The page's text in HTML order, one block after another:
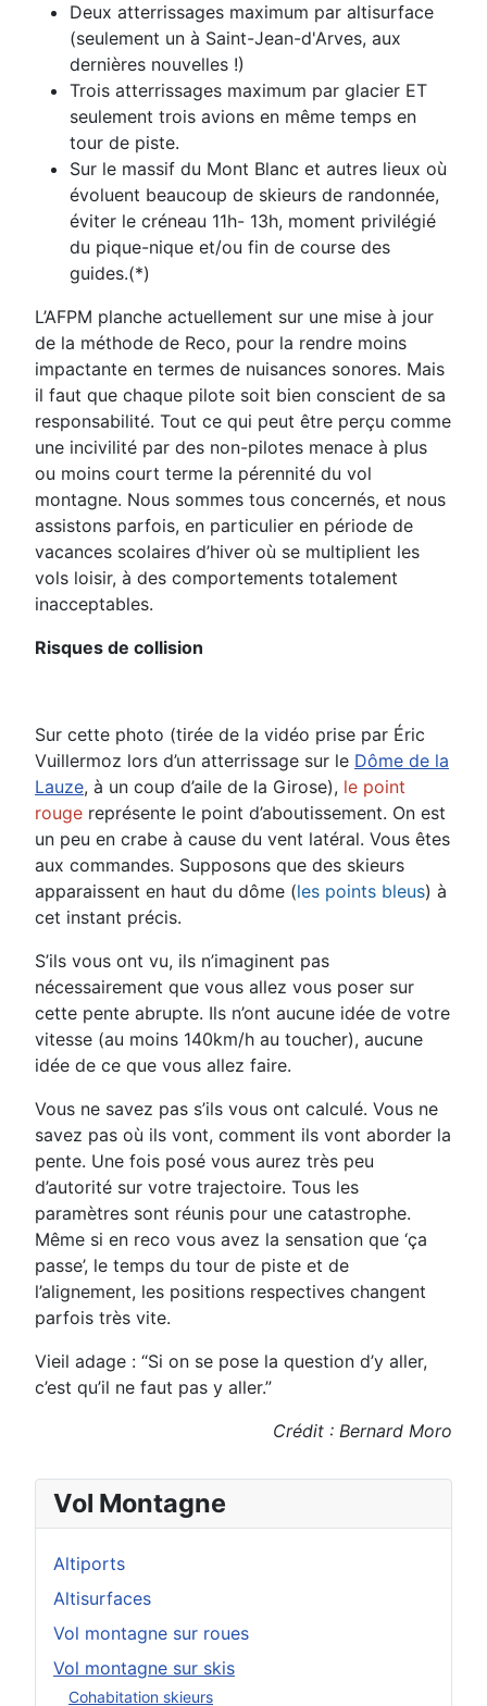
Vol Montagne
Altiports
Altisurfaces
Vol montagne sur roues
Vol montagne sur skis
Cohabitation skieurs
Deux atterrissages maximum par altisurface
(seulement un à Saint-Jean-d'Arves, aux
dernières nouvelles !)
Trois atterrissages maximum par glacier ET
seulement trois avions en même temps en
tour de piste.
Sur le massif du Mont Blanc et autres lieux où
évoluent beaucoup de skieurs de randonnée,
éviter le créneau 11h- 13h, moment privilégié
du pique-nique et/ou fin de course des
guides.(*)
L’AFPM planche actuellement sur une mise à jour
de la méthode de Reco, pour la rendre moins
impactante en termes de nuisances sonores. Mais
il faut que chaque pilote soit bien conscient de sa
responsabilité. Tout ce qui peut être perçu comme
une incivilité par des non-pilotes menace à plus
ou moins court terme la pérennité du vol
montagne. Nous sommes tous concernés, et nous
assistons parfois, en particulier en période de
vacances scolaires d’hiver où se multiplient les
vols loisir, à des comportements totalement
inacceptables.
Risques de collision
Sur cette photo (tirée de la vidéo prise par Éric
Vuillermoz lors d’un atterrissage sur le Dôme de la
Lauze, à un coup d’aile de la Girose), le point
rouge représente le point d’aboutissement. On est
un peu en crabe à cause du vent latéral. Vous êtes
aux commandes. Supposons que des skieurs
apparaissent en haut du dôme (les points bleus) à
cet instant précis.
S’ils vous ont vu, ils n’imaginent pas
nécessairement que vous allez vous poser sur
cette pente abrupte. Ils n’ont aucune idée de votre
vitesse (au moins 140km/h au toucher), aucune
idée de ce que vous allez faire.
Vous ne savez pas s’ils vous ont calculé. Vous ne
savez pas où ils vont, comment ils vont aborder la
pente. Une fois posé vous aurez très peu
d’autorité sur votre trajectoire. Tous les
paramètres sont réunis pour une catastrophe.
Même si en reco vous avez la sensation que ‘ça
passe’, le temps du tour de piste et de
l’alignement, les positions respectives changent
parfois très vite.
Vieil adage : “Si on se pose la question d’y aller,
c’est qu’il ne faut pas y aller.”
Crédit : Bernard Moro